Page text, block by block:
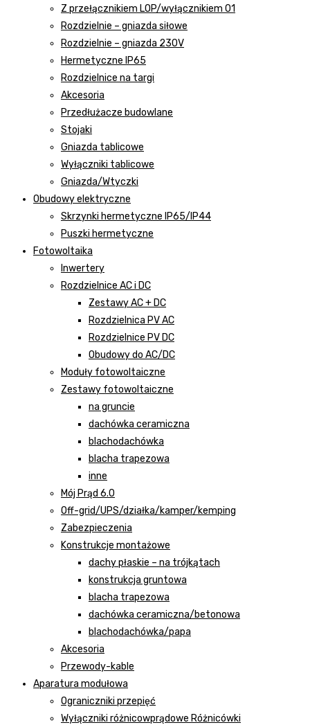
Z przełącznikiem LOP/wyłącznikiem 01
Rozdzielnie – gniazda siłowe
Rozdzielnie – gniazda 230V
Hermetyczne IP65
Rozdzielnice na targi
Akcesoria
Przedłużacze budowlane
Stojaki
Gniazda tablicowe
Wyłączniki tablicowe
Gniazda/Wtyczki
Obudowy elektryczne
Skrzynki hermetyczne IP65/IP44
Puszki hermetyczne
Fotowoltaika
Inwertery
Rozdzielnice AC i DC
Zestawy AC + DC
Rozdzielnica PV AC
Rozdzielnice PV DC
Obudowy do AC/DC
Moduły fotowoltaiczne
Zestawy fotowoltaiczne
na gruncie
dachówka ceramiczna
blachodachówka
blacha trapezowa
inne
Mój Prąd 6.0
Off-grid/UPS/działka/kamper/kemping
Zabezpieczenia
Konstrukcje montażowe
dachy płaskie – na trójkątach
konstrukcja gruntowa
blacha trapezowa
dachówka ceramiczna/betonowa
blachodachówka/papa
Akcesoria
Przewody-kable
Aparatura modułowa
Ograniczniki przepięć
Wyłączniki różnicowprądowe Różnicówki